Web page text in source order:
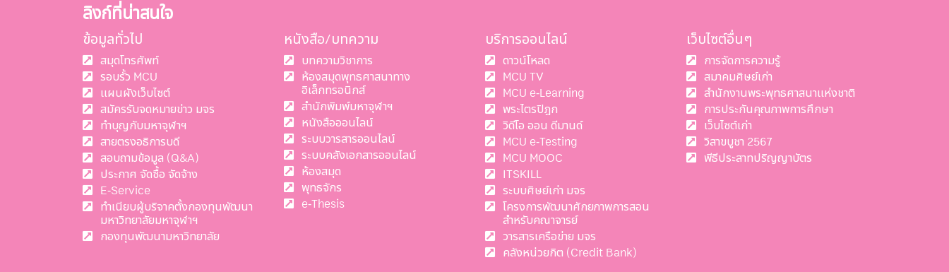
ลิงก์ที่น่าสนใจ
ข้อมูลทั่วไป
สมุดโทรศัพท์
รอบรั้ว MCU
แผนผังเว็บไซต์
สมัครรับจดหมายข่าว มจร
ทำบุญกับมหาจุฬาฯ
สายตรงอธิการบดี
สอบถามข้อมูล (Q&A)
ประกาศ จัดซื้อ จัดจ้าง
E-Service
ทำเนียบผู้บริจาคตั้งกองทุนพัฒนา
มหาวิทยาลัยมหาจุฬาฯ
กองทุนพัฒนามหาวิทยาลัย
หนังสือ/บทความ
บทความวิชาการ
ห้องสมุดพุทธศาสนาทาง
อิเล็กทรอนิกส์
สำนักพิมพ์มหาจุฬาฯ
หนังสือออนไลน์
ระบบวารสารออนไลน์
ระบบคลังเอกสารออนไลน์
ห้องสมุด
พุทธจักร
e-Thesis
บริการออนไลน์
ดาวน์โหลด
MCU TV
MCU e-Learning
พระไตรปิฎก
วิดีโอ ออน ดีมานด์
MCU e-Testing
MCU MOOC
ITSKILL
ระบบศิษย์เก่า มจร
โครงการพัฒนาศักยภาพการสอน
สำหรับคณาจารย์
วารสารเครือข่าย มจร
คลังหน่วยกิต (Credit Bank)
เว็บไซต์อื่นๆ
การจัดการความรู้
สมาคมศิษย์เก่า
สำนักงานพระพุทธศาสนาแห่งชาติ
การประกันคุณภาพการศึกษา
เว็บไซต์เก่า
วิสาขบูชา 2567
พีธีประสาทปริญญาบัตร